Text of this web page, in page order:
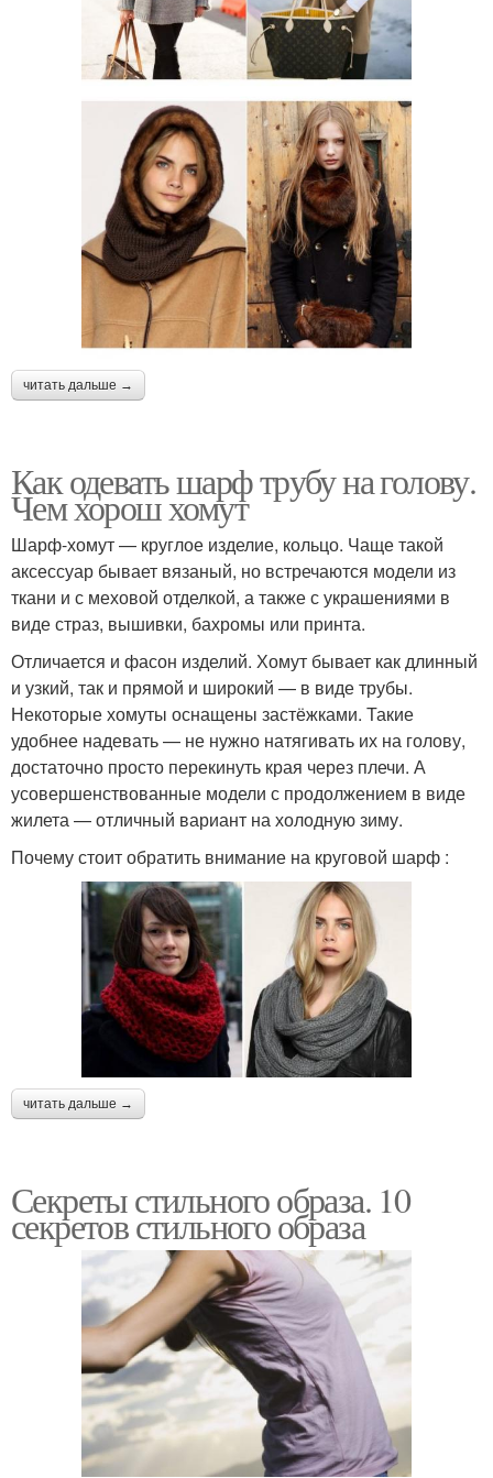
читать дальше →
Как одевать шарф трубу на голову.
Чем хорош хомут
Шарф-хомут — круглое изделие, кольцо. Чаще такой
аксессуар бывает вязаный, но встречаются модели из
ткани и с меховой отделкой, а также с украшениями в
виде страз, вышивки, бахромы или принта.
Отличается и фасон изделий. Хомут бывает как длинный
и узкий, так и прямой и широкий — в виде трубы.
Некоторые хомуты оснащены застёжками. Такие
удобнее надевать — не нужно натягивать их на голову,
достаточно просто перекинуть края через плечи. А
усовершенствованные модели с продолжением в виде
жилета — отличный вариант на холодную зиму.
Почему стоит обратить внимание на круговой шарф :
читать дальше →
Секреты стильного образа. 10
секретов стильного образа